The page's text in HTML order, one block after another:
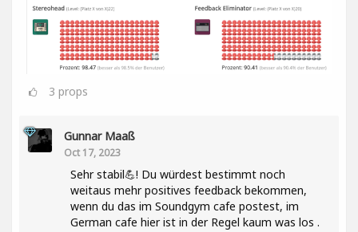
3 props
Gunnar Maaß
Oct 17, 2023
Sehr stabil💪! Du würdest bestimmt noch
weitaus mehr positives feedback bekommen,
wenn du das im Soundgym cafe postest, im
German cafe hier ist in der Regel kaum was los .